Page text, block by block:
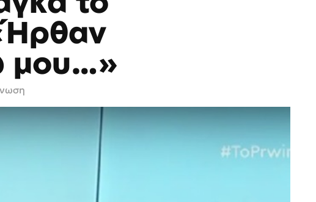
μου…»